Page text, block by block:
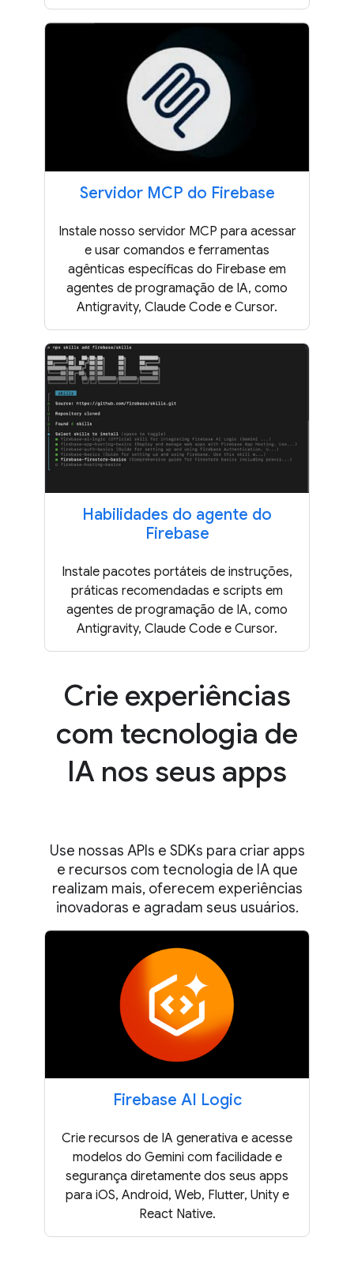
Servidor MCP do Firebase
Instale nosso servidor MCP para acessar
e usar comandos e ferramentas
agênticas específicas do Firebase em
agentes de programação de IA, como
Antigravity, Claude Code e Cursor.
Habilidades do agente do
Firebase
Instale pacotes portáteis de instruções,
práticas recomendadas e scripts em
agentes de programação de IA, como
Antigravity, Claude Code e Cursor.
Crie experiências
com tecnologia de
IA nos seus apps
Use nossas APIs e SDKs para criar apps
e recursos com tecnologia de IA que
realizam mais, oferecem experiências
inovadoras e agradam seus usuários.
Firebase AI Logic
Crie recursos de IA generativa e acesse
modelos do Gemini com facilidade e
segurança diretamente dos seus apps
para iOS, Android, Web, Flutter, Unity e
React Native.